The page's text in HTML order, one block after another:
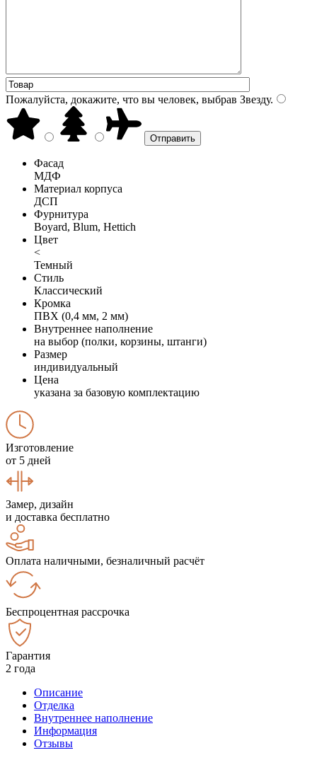
Пожалуйста, докажите, что вы человек, выбрав Звезду.
Фасад
МДФ
Материал корпуса
ДСП
Фурнитура
Boyard, Blum, Hettich
Цвет
<
Темный
Стиль
Классический
Кромка
ПВХ (0,4 мм, 2 мм)
Внутреннее наполнение
на выбор (полки, корзины, штанги)
Размер
индивидуальный
Цена
указана за базовую комплектацию
Изготовление
от 5 дней
Замер, дизайн
и доставка бесплатно
Оплата наличными, безналичный расчёт
Беспроцентная рассрочка
Гарантия
2 года
Описание
Отделка
Внутреннее наполнение
Информация
Отзывы